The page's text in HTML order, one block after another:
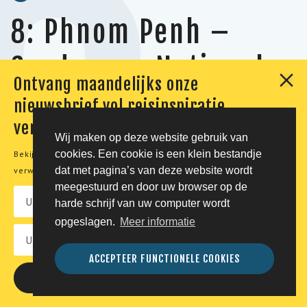
Wij maken op deze website gebruik van
cookies. Een cookie is een klein bestandje
dat met pagina’s van deze website wordt
meegestuurd en door uw browser op de
harde schrijf van uw computer wordt
opgeslagen. Meer informatie
ACCEPTEER FUNCTIONELE COOKIES
8: Phnom Penh –
Cardamom National
Park
Vandaag vervolgd u uw luxe reis Cambodja naar het
bijzondereShinta Mani Wild, gelegen in dejungle
wordt bij uw verblijf in Phnom Penh door een
vertegenwoordiger van het resort opgehaald voor een
transfer naar het Cardamom National Park. Hier
verblijft u de komende nachten in een luxe
uitgevoerde tent aan de oevers van een rivier. Tijdens
uw verblijf in het exclusieve Shinta Mani Wild zijn alle
Ontvang maandelijks onze
nieuwsbrief vol reisinspiratie,
verhalen en aanbiedingen
Bekijk onzeprivacyverklaringvoor meer informatie over de
verwerking van uw persoonsgegevens.